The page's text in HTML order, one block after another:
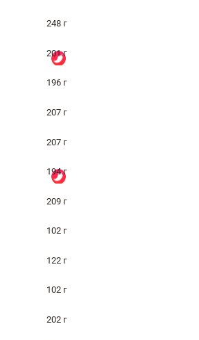
248 г
201 г
196 г
207 г
207 г
194 г
209 г
102 г
122 г
102 г
202 г